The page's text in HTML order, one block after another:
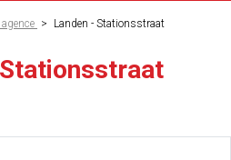
> Landen - Stationsstraat